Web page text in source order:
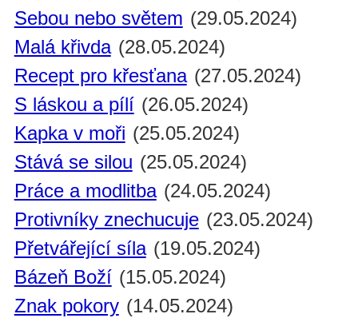
Sebou nebo světem (29.05.2024)
Malá křivda (28.05.2024)
Recept pro křesťana (27.05.2024)
S láskou a pílí (26.05.2024)
Kapka v moři (25.05.2024)
Stává se silou (25.05.2024)
Práce a modlitba (24.05.2024)
Protivníky znechucuje (23.05.2024)
Přetvářející síla (19.05.2024)
Bázeň Boží (15.05.2024)
Znak pokory (14.05.2024)